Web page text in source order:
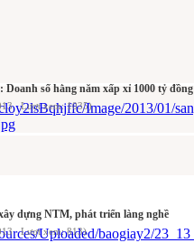
số hằng năm xấp xỉ 1000 tỷ đồng
Lượt xem: 1035)
dựng NTM, phát triển làng nghề
Lượt xem: 813)